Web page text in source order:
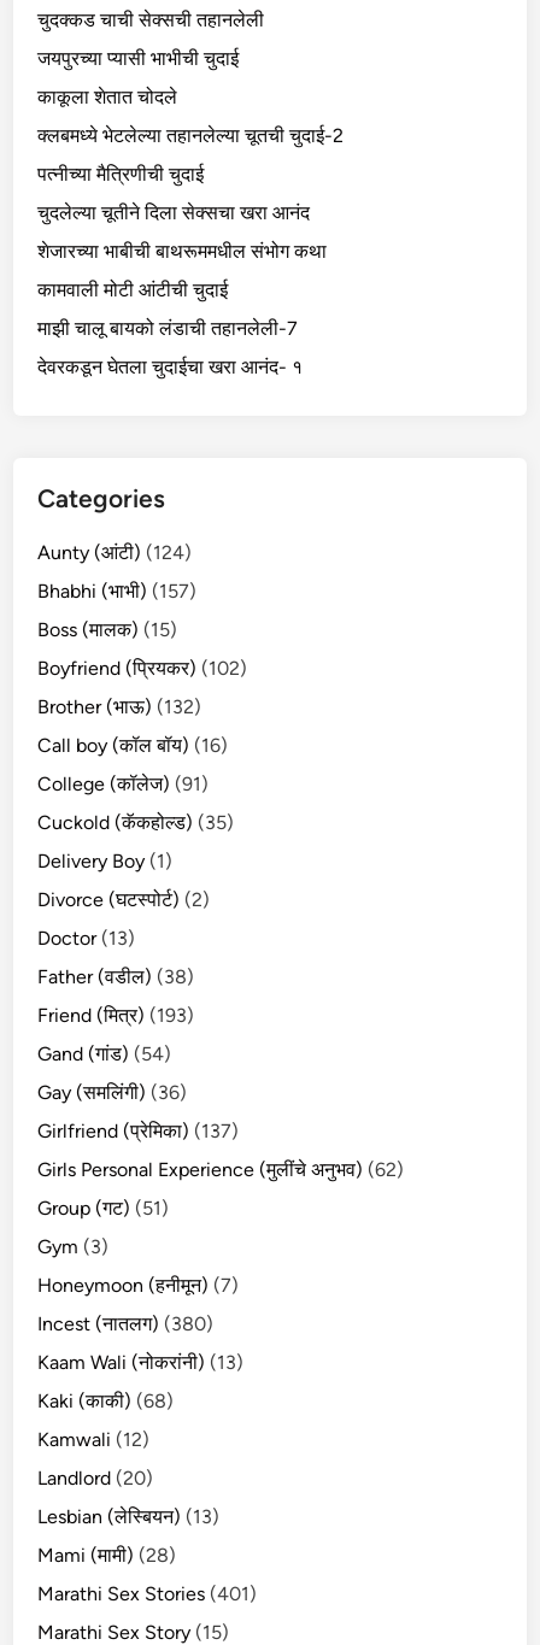
चुदक्कड चाची सेक्सची तहानलेली
जयपुरच्या प्यासी भाभीची चुदाई
काकूला शेतात चोदले
क्लबमध्ये भेटलेल्या तहानलेल्या चूतची चुदाई-2
पत्नीच्या मैत्रिणीची चुदाई
चुदलेल्या चूतीने दिला सेक्सचा खरा आनंद
शेजारच्या भाबीची बाथरूममधील संभोग कथा
कामवाली मोटी आंटीची चुदाई
माझी चालू बायको लंडाची तहानलेली-7
देवरकडून घेतला चुदाईचा खरा आनंद- १
Categories
Aunty (आंटी) (124)
Bhabhi (भाभी) (157)
Boss (मालक) (15)
Boyfriend (प्रियकर) (102)
Brother (भाऊ) (132)
Call boy (कॉल बॉय) (16)
College (कॉलेज) (91)
Cuckold (कॅकहोल्ड) (35)
Delivery Boy (1)
Divorce (घटस्पोर्ट) (2)
Doctor(13)
Father (वडील) (38)
Friend (मित्र) (193)
Gand (गांड) (54)
Gay (समलिंगी) (36)
Girlfriend (प्रेमिका) (137)
Girls Personal Experience (मुलींचे अनुभव) (62)
Group (गट) (51)
Gym (3)
Honeymoon (हनीमून) (7)
Incest (नातलग) (380)
Kaam Wali (नोकरांनी) (13)
Kaki (काकी) (68)
Kamwali (12)
Landlord (20)
Lesbian (लेस्बियन) (13)
Mami (मामी) (28)
Marathi Sex Stories (401)
Marathi Sex Story (15)